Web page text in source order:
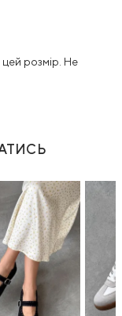
розмір. Не